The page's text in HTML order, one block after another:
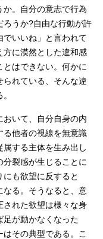
か。自分の意志で行為
ろうか?自由な行動が許
でいいね」と言われて
方に漠然とした違和感
はできない。何かに
られている、そんな違
いて、自分自身の内
る他者の視線を無意識
する主体を生み出し
裂感が生じることに
も欲望に反すると
なる。そうなると、意
された欲望は様々な身
足が動かなくなった
その典型である。こ